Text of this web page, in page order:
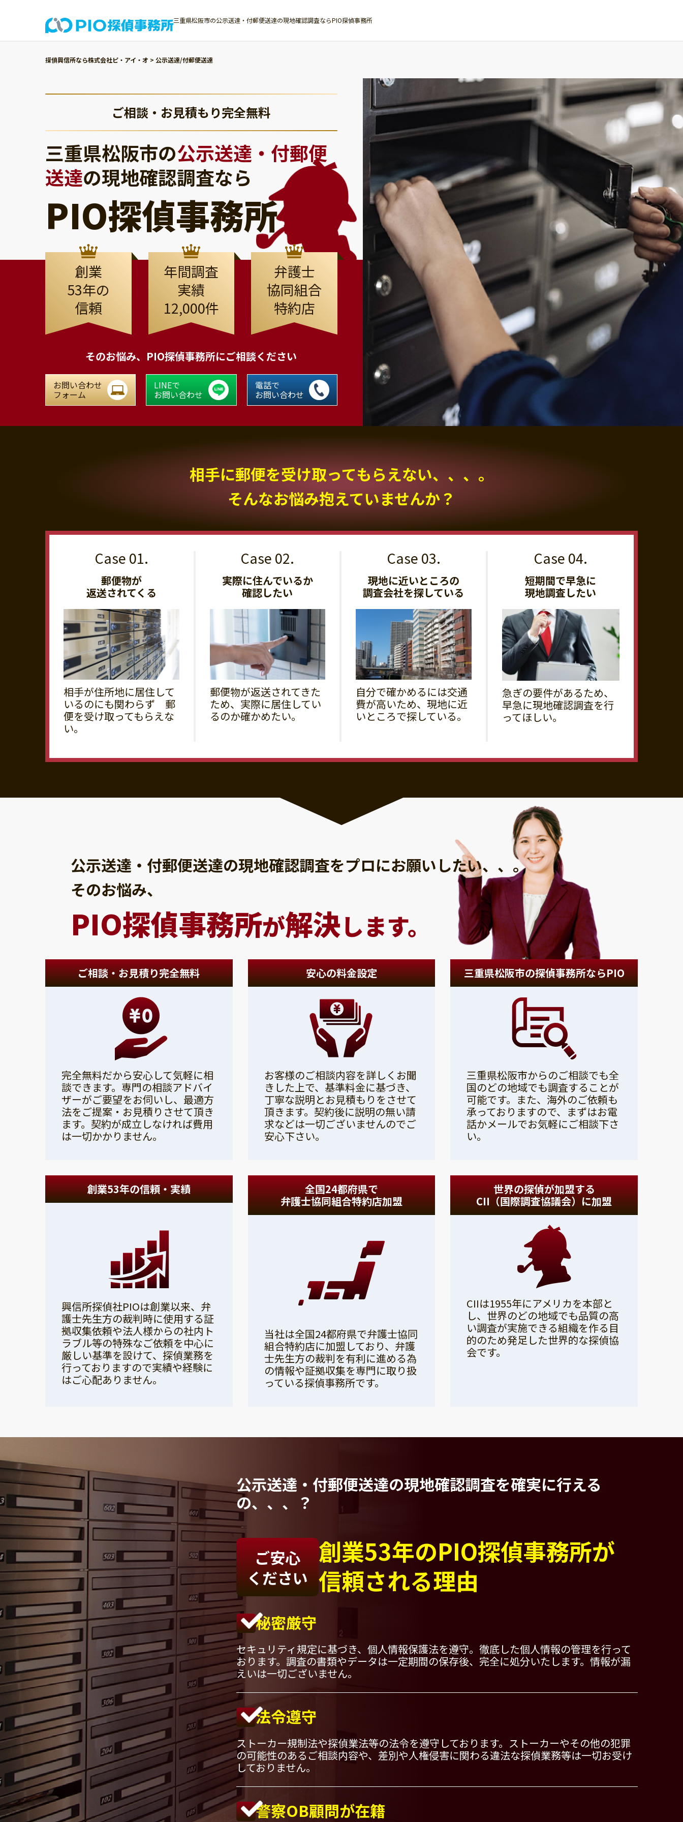
三重県松阪市の公示送達・付郵便送達の現地確認調査ならPIO探偵事務所
探偵興信所なら株式会社ピ・アイ・オ > 公示送達/付郵便送達
ご相談・お見積もり完全無料
三重県松阪市の公示送達・付郵便
送達の現地確認調査なら
PIO探偵事務所
創業
53年の
信頼
年間調査
実績
12,000件
弁護士
協同組合
特約店
そのお悩み、 PIO探偵事務所にご相談ください
お問い合わせ
フォーム
LINEで
お問い合わせ
電話で
お問い合わせ
相手に郵便を受け取ってもらえない、、、。
そんなお悩み抱えていませんか？
郵便物が
返送されてくる
相手が住所地に居住して
いるのにも関わらず 郵
便を受け取ってもらえな
い。
実際に住んでいるか
確認したい
郵便物が返送されてきた
ため、実際に居住してい
るのか確かめたい。
現地に近いところの
調査会社を探している
自分で確かめるには交通
費が高いため、現地に近
いところで探している。
短期間で早急に
現地調査したい
急ぎの要件があるため、
早急に現地確認調査を行
ってほしい。
公示送達・付郵便送達の現地確認調査をプロにお願いしたい、、。
そのお悩み、
PIO探偵事務所が解決します。
ご相談・お見積り完全無料
完全無料だから安心して気軽に相
談できます。専門の相談アドバイ
ザーがご要望をお伺いし、最適方
法をご提案・お見積りさせて頂き
ます。契約が成立しなければ費用
は一切かかりません。
安心の料金設定
お客様のご相談内容を詳しくお聞
きした上で、基準料金に基づき、
丁寧な説明とお見積もりをさせて
頂きます。契約後に説明の無い請
求などは一切ございませんのでご
安心下さい。
三重県松阪市の探偵事務所ならPIO
三重県松阪市からのご相談でも全
国のどの地域でも調査することが
可能です。また、海外のご依頼も
承っておりますので、まずはお電
話かメールでお気軽にご相談下さ
い。
創業53年の信頼・実績
興信所探偵社PIOは創業以来、弁
護士先生方の裁判時に使用する証
拠収集依頼や法人様からの社内ト
ラブル等の特殊なご依頼を中心に
厳しい基準を設けて、探偵業務を
行っておりますので実績や経験に
はご心配ありません。
全国24都府県で
弁護士協同組合特約店加盟
当社は全国24都府県で弁護士協同
組合特約店に加盟しており、弁護
士先生方の裁判を有利に進める為
の情報や証拠収集を専門に取り扱
っている探偵事務所です。
世界の探偵が加盟する
CII（国際調査協議会）に加盟
CIIは1955年にアメリカを本部と
し、世界のどの地域でも品質の高
い調査が実施できる組織を作る目
的のため発足した世界的な探偵協
会です。
公示送達・付郵便送達の現地確認調査を確実に行える
の、、、？
ご安心
ください
創業53年のPIO探偵事務所が
信頼される理由
秘密厳守
セキュリティ規定に基づき、個人情報保護法を遵守。徹底した個人情報の管理を行って
おります。調査の書類やデータは一定期間の保存後、完全に処分いたします。情報が漏
えいは一切ございません。
法令遵守
ストーカー規制法や探偵業法等の法令を遵守しております。ストーカーやその他の犯罪
の可能性のあるご相談内容や、差別や人権侵害に関わる違法な探偵業務等は一切お受け
しておりません。
警察OB顧問が在籍